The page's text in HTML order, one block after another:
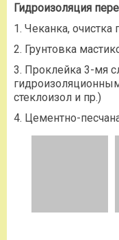
Гидроизоляция
1. Чеканка, очистка
2. Грунтовка
3. Проклейка 3-мя
стеклоизол и пр.)
4. Цементно-